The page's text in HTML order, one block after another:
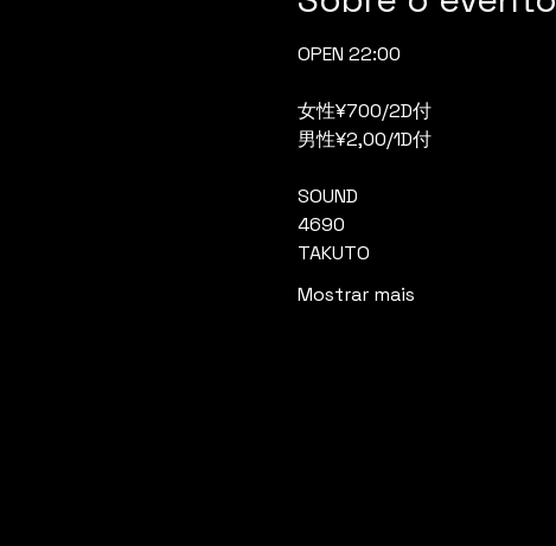
OPEN 22:00
女性¥700/2D付
男性¥2,00/1D付
SOUND
4690
TAKUTO
Mostrar mais